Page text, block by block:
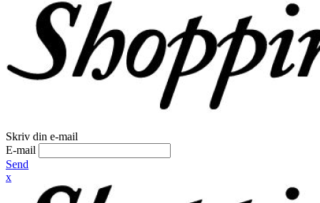
Skriv din e-mail
E-mail
Send
x